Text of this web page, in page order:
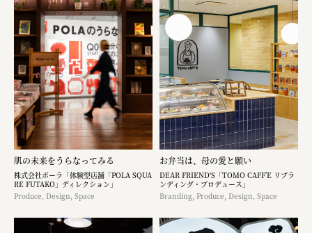
肌の未来をうらなってみる
株式会社ポーラ「体験型店舗「POLA SQUA
RE FUTAKO」ディレクション」
Produce, Design, Space
お弁当は、母の愛と願い
DEAR FRIEND'S「TOMO CAFF’E リブラ
ンディング・プロデュース」
Branding, Produce, Design, Space